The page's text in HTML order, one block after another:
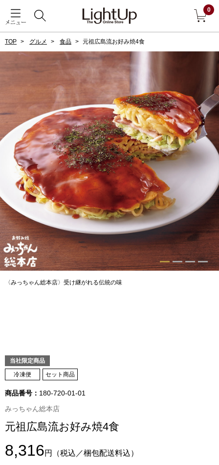
メニュー
0
すべて見る
ダーウェア
ジャケット
コート
ブルゾン
その他
トップス
Tシャツ／カッ
TOP グルメ 食品 元祖広島流お好み焼4食
〈みっちゃん総本店〉受け継がれる伝統の味
当社限定商品
冷凍便
セット商品
商品番号： 180-720-01-01
みっちゃん総本店
元祖広島流お好み焼4食
8,316円 （税込／梱包配送料込）